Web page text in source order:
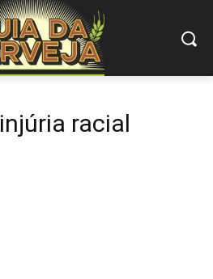
injúria racial